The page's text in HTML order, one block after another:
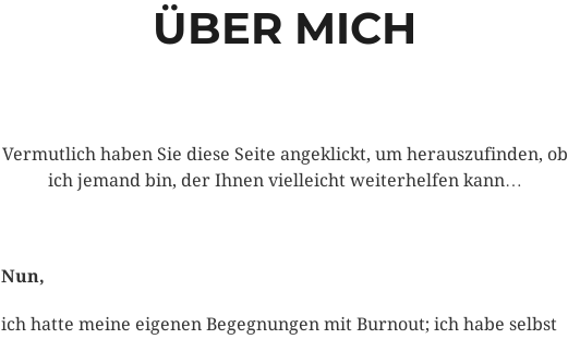
ÜBER MICH
Vermutlich haben Sie diese Seite angeklickt, um herauszufinden, ob
ich jemand bin, der Ihnen vielleicht weiterhelfen kann…
Nun,
ich hatte meine eigenen Begegnungen mit Burnout; ich habe selbst